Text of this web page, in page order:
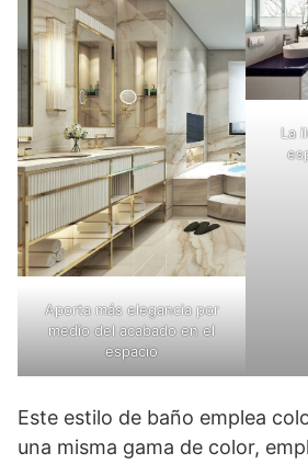
Aporta más elegancia por
medio del acabado en el
espacio
La
Este estilo de baño emplea
una misma gama de color,